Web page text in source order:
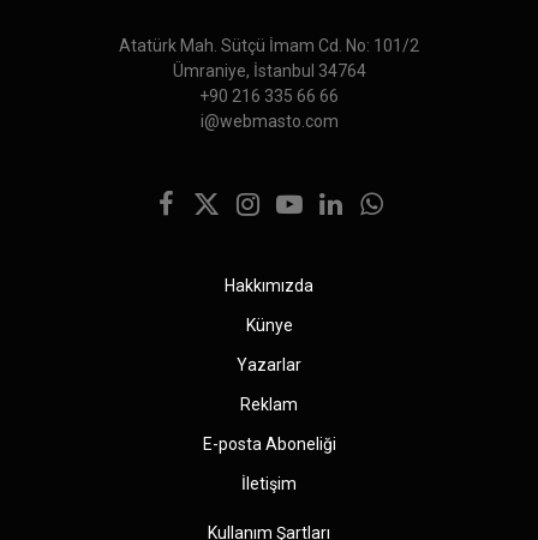
Atatürk Mah. Sütçü İmam Cd. No: 101/2
Ümraniye, İstanbul 34764
+90 216 335 66 66
i@webmasto.com
Facebook
X
Instagram
YouTubeLinkedInWhatsApp
Hakkımızda
Künye
Yazarlar
Reklam
E-posta Aboneliği
İletişim
Kullanım Şartları